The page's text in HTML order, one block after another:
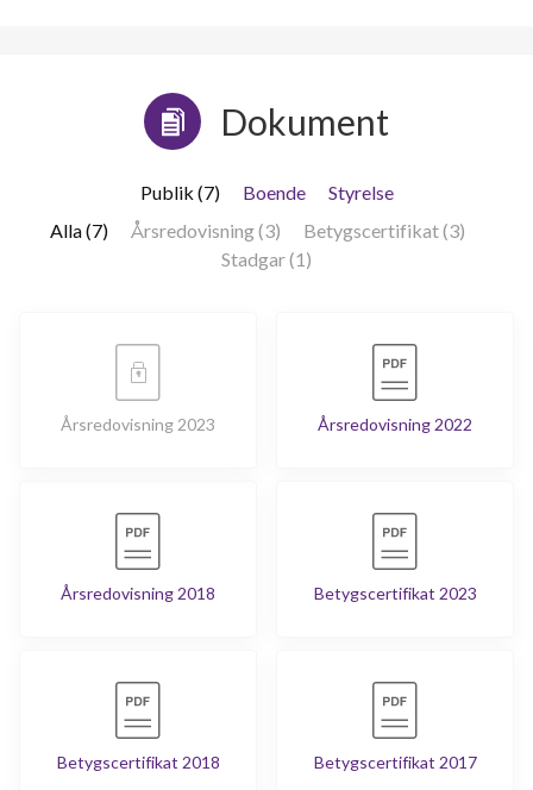
Dokument
Publik (7) Boende
Styrelse
Alla (7)
Årsredovisning (3)
Betygscertifikat (3)
Stadgar (1)
Årsredovisning 2023 Årsredovisning 2022
Årsredovisning 2018 Betygscertifikat 2023
Betygscertifikat 2018 Betygscertifikat 2017